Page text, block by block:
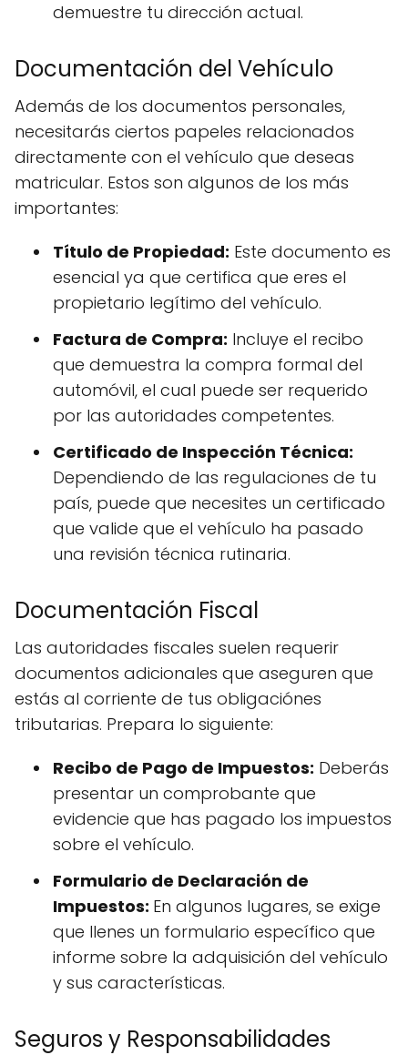
demuestre tu dirección actual.
Documentación del Vehículo
Además de los documentos personales,
necesitarás ciertos papeles relacionados
directamente con el vehículo que deseas
matricular. Estos son algunos de los más
importantes:
Título de Propiedad: Este documento es
esencial ya que certifica que eres el
propietario legítimo del vehículo.
Factura de Compra: Incluye el recibo
que demuestra la compra formal del
automóvil, el cual puede ser requerido
por las autoridades competentes.
Certificado de Inspección Técnica:
Dependiendo de las regulaciones de tu
país, puede que necesites un certificado
que valide que el vehículo ha pasado
una revisión técnica rutinaria.
Documentación Fiscal
Las autoridades fiscales suelen requerir
documentos adicionales que aseguren que
estás al corriente de tus obligaciónes
tributarias. Prepara lo siguiente:
Recibo de Pago de Impuestos: Deberás
presentar un comprobante que
evidencie que has pagado los impuestos
sobre el vehículo.
Formulario de Declaración de
Impuestos: En algunos lugares, se exige
que llenes un formulario específico que
informe sobre la adquisición del vehículo
y sus características.
Seguros y Responsabilidades